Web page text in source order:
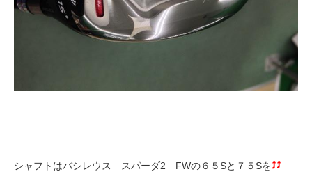
シャフトはバシレウス スパーダ2 FWの６５Sと７５Sを